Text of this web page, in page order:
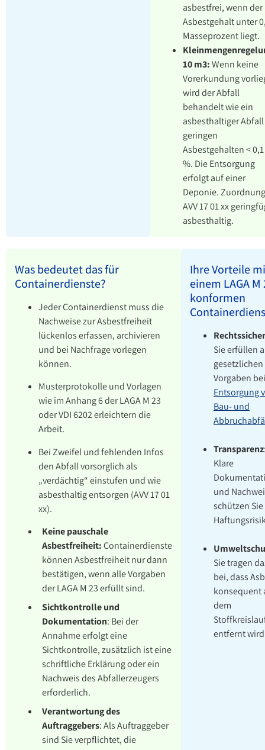
asbestfrei, wenn der
Asbestgehalt unter
Masseprozent liegt.
10 m3:Wenn keine
Vorerkundung
wird der Abfall
behandelt wie ein
asbesthaltiger
geringen
Asbestgehalten <
%. Die Entsorgung
erfolgt auf einer
Deponie. Zuordnung
AVV 17 01 xx
asbesthaltig.
Was bedeutet das für
Containerdienste?
Jeder Containerdienst muss die
Nachweise zur Asbestfreiheit
lückenlos erfassen, archivieren
und bei Nachfrage vorlegen
können.
Musterprotokolle und Vorlagen
wie im Anhang 6 der LAGA M 23
oder VDI 6202 erleichtern die
Arbeit.
Bei Zweifel und fehlenden Infos
den Abfall vorsorglich als
„verdächtig“ einstufen und wie
asbesthaltig entsorgen (AVV 17 01
xx).
Keine pauschale
Asbestfreiheit:Containerdienste
können Asbestfreiheit nur dann
bestätigen, wenn alle Vorgaben
der LAGA M 23 erfüllt sind.
Sichtkontrolle und
Dokumentation: Bei der
Annahme erfolgt eine
Sichtkontrolle, zusätzlich ist eine
schriftliche Erklärung oder ein
Nachweis des Abfallerzeugers
erforderlich.
Verantwortung des
Auftraggebers:Als Auftraggeber
sind Sie verpflichtet, die
Ihre Vorteile
einem LAGA M
konformen
Sie erfüllen
gesetzlichen
Vorgaben
Entsorgung
Bau- und
Transparenz
Klare
und
schützen
Sie tragen
bei, dass
konsequent
dem
entfernt